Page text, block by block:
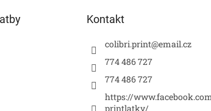
Kontakt
colibri.print@email.cz
774 486 727
774 486 727
https://
printlatky/